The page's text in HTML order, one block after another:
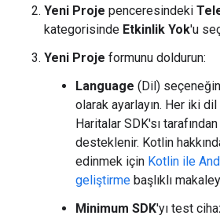
Yeni Proje penceresindeki
kategorisinde Etkinlik Yok'u
Yeni Proje formunu doldurun:
Language (Dil)
olarak ayarlayın. Her iki
Haritalar SDK'sı
desteklenir. Kotlin
edinmek için Kotlin ile
geliştirme başlıklı
Minimum SDK'yı test